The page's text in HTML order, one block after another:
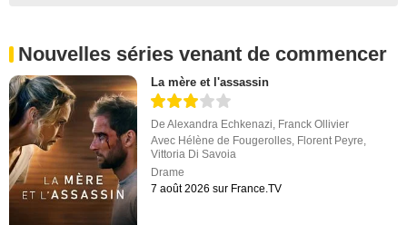
Nouvelles séries venant de commencer
La mère et l'assassin
DeAlexandra Echkenazi Franck Ollivier
Avec Hélène de Fougerolles Florent Peyre
Vittoria Di Savoia
Drame
7 août 2026 sur France.TV